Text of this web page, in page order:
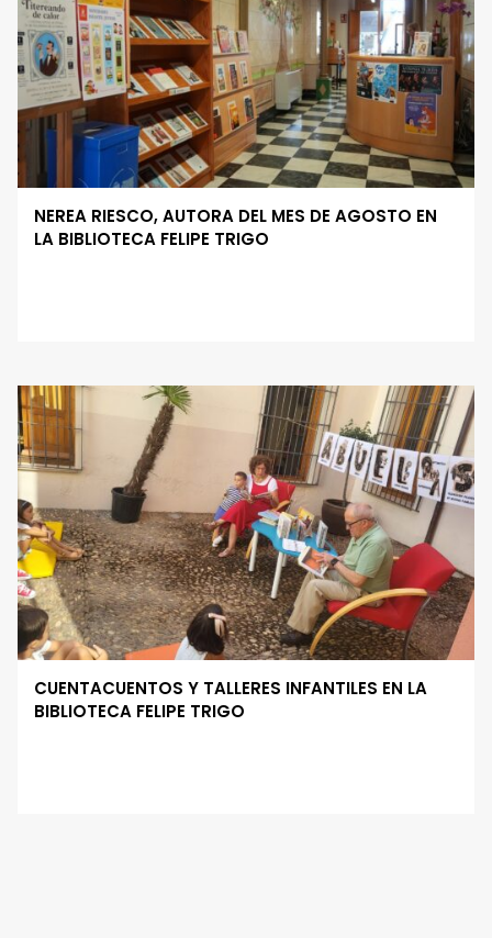
NEREA RIESCO, AUTORA DEL MES DE AGOSTO EN
LA BIBLIOTECA FELIPE TRIGO
CUENTACUENTOS Y TALLERES INFANTILES EN LA
BIBLIOTECA FELIPE TRIGO